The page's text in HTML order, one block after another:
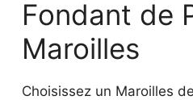
Fondant de
Maroilles
Choisissez un Maroilles